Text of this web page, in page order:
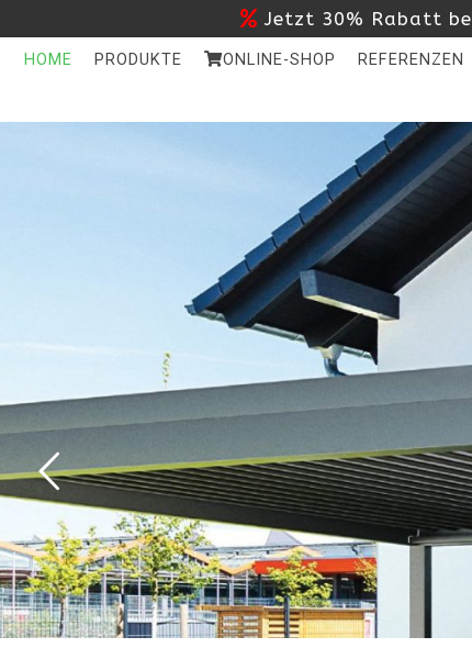
Jetzt 30% Rabatt
HOME PRODUKTE ONLINE-SHOP REFERENZEN